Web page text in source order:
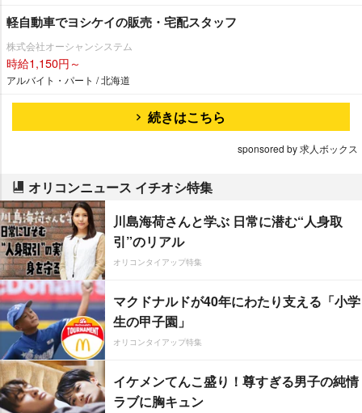
軽自動車でヨシケイの販売・宅配スタッフ
株式会社オーシャンシステム
時給1,150円～
アルバイト・パート / 北海道
続きはこちら
sponsored by 求人ボックス
オリコンニュース イチオシ特集
川島海荷さんと学ぶ 日常に潜む“人身取
引”のリアル
オリコンタイアップ特集
マクドナルドが40年にわたり支える「小学
生の甲子園」
オリコンタイアップ特集
イケメンてんこ盛り！尊すぎる男子の純情
ラブに胸キュン